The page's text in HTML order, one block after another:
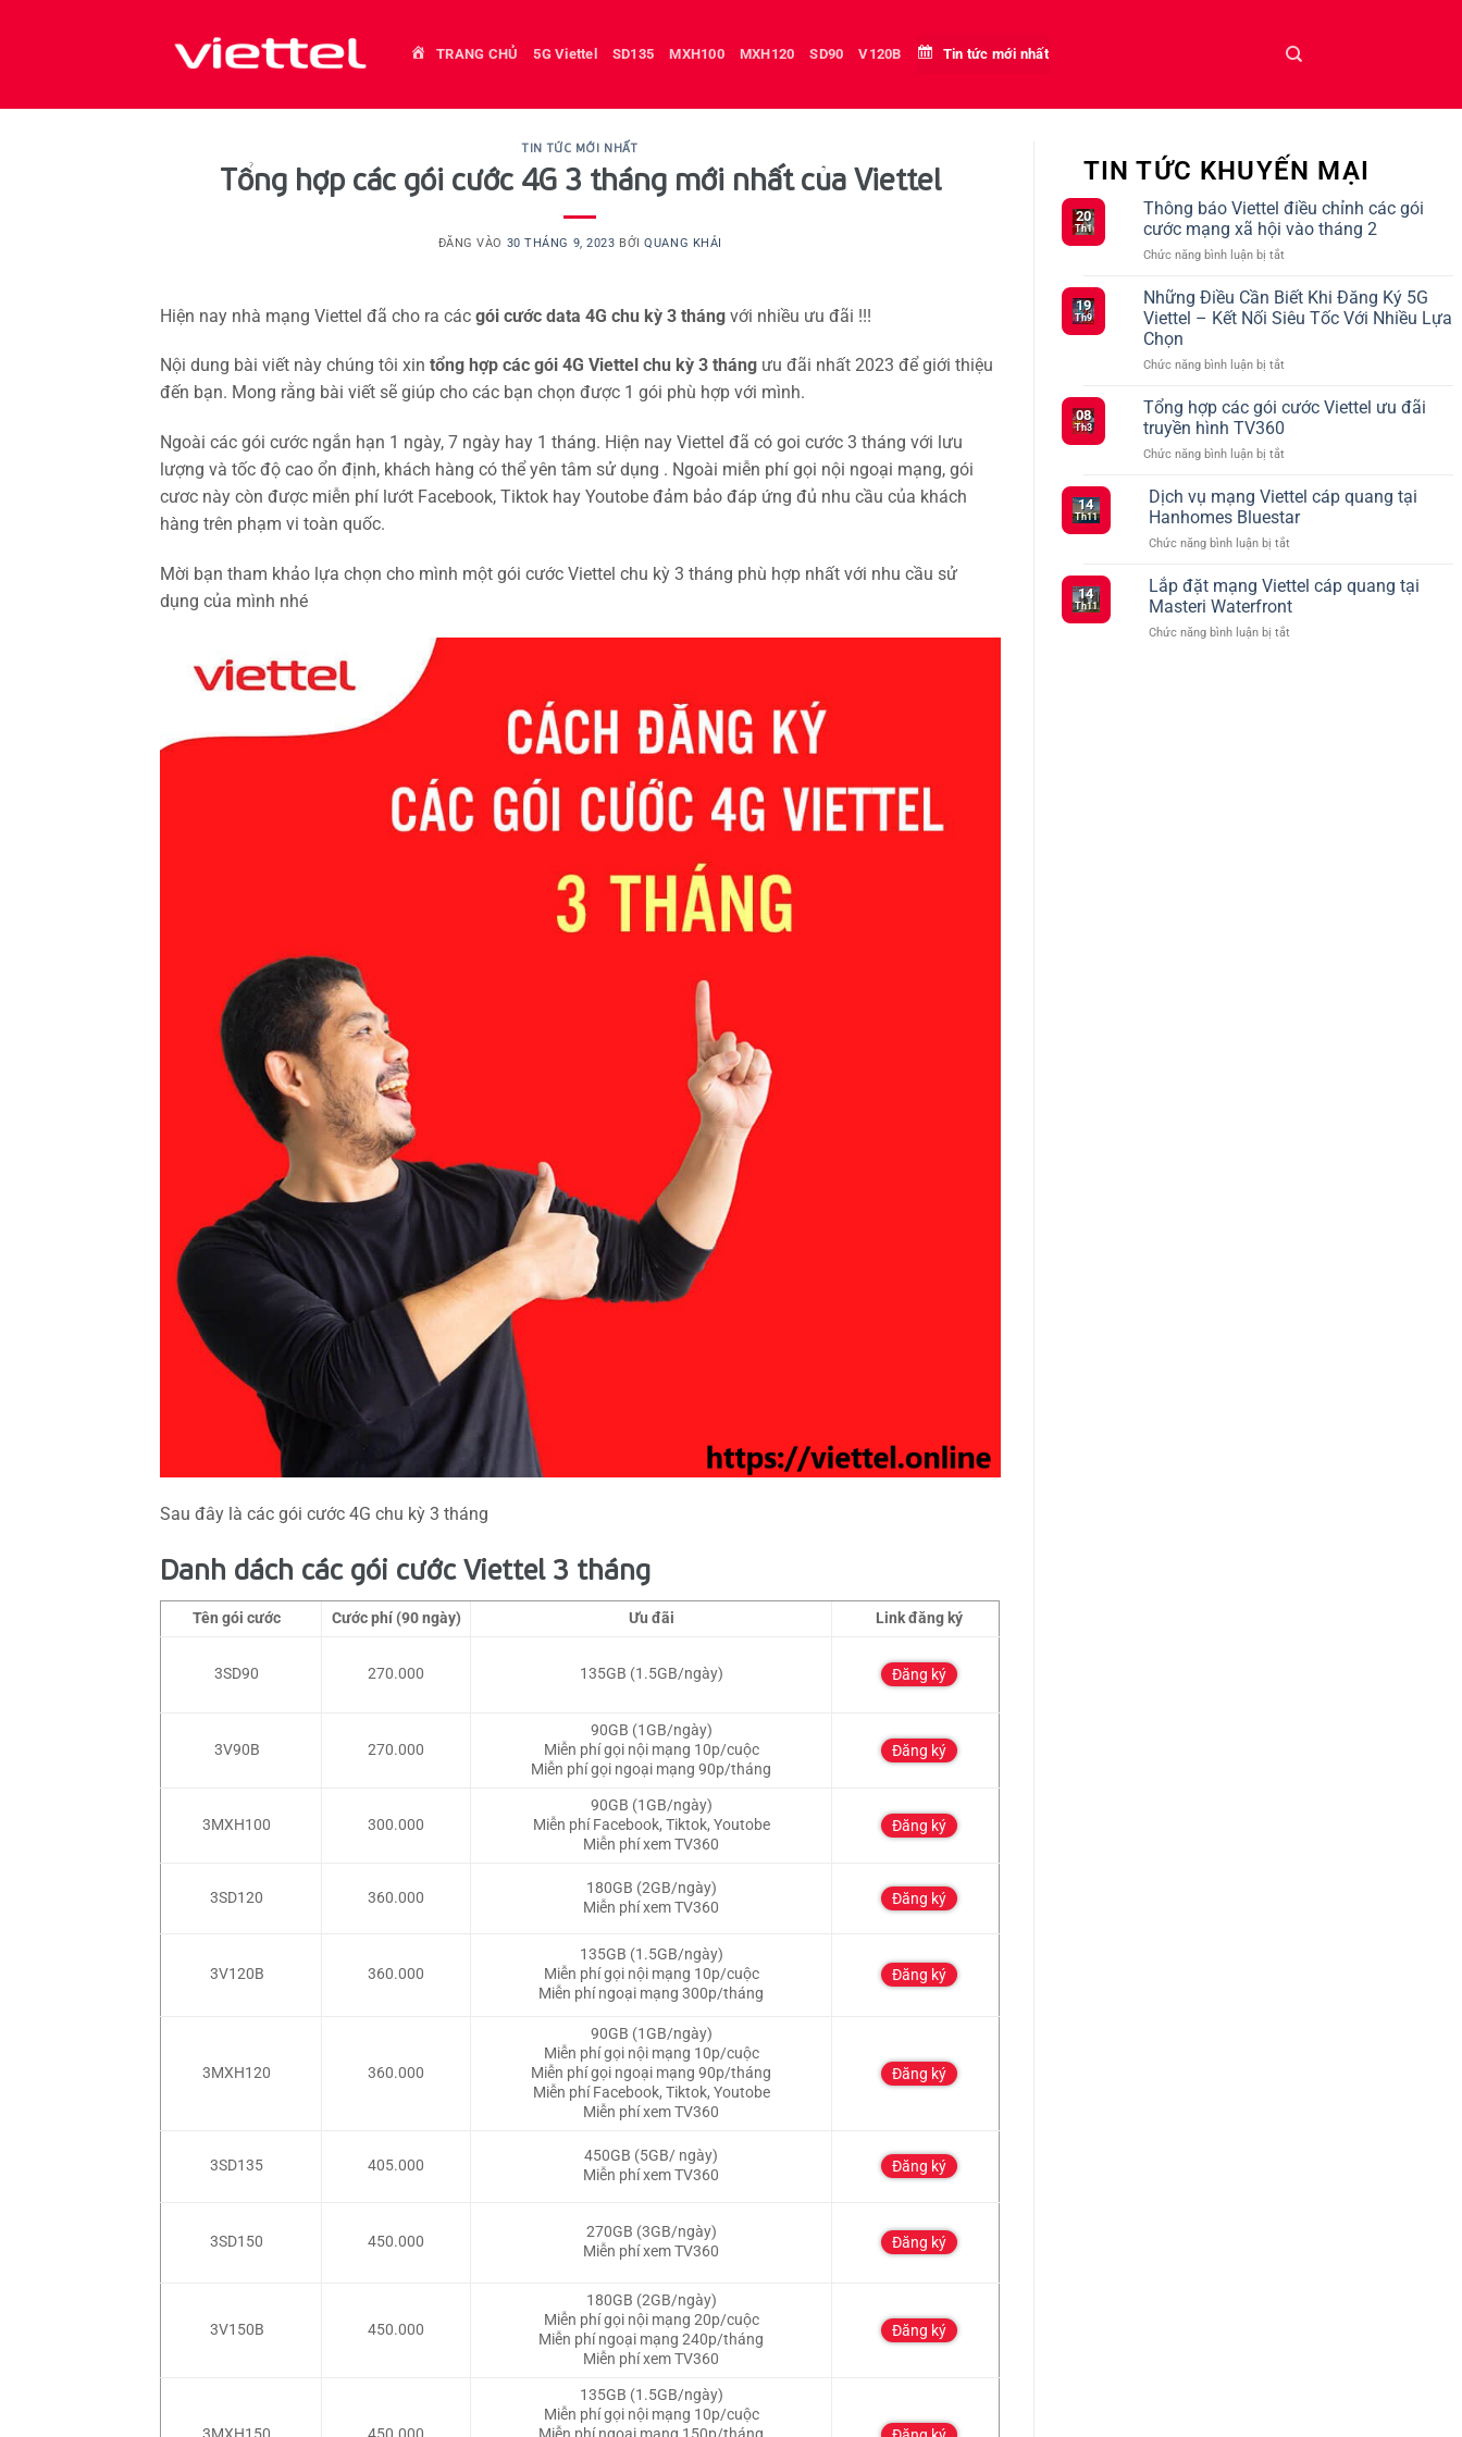
TRANG CHỦ 5G Viettel SD135 MXH100 MXH120 SD90 V120B Tin tức mới nhất
TIN TỨC MỚI NHẤT
Tổng hợp các gói cước 4G 3 tháng mới nhất của Viettel
ĐĂNG VÀO 30 THÁNG 9, 2023 BỞIQUANG KHẢI
Hiện nay nhà mạng Viettel đã cho ra các gói cước data 4G chu kỳ 3 tháng với nhiều ưu đãi !!!
Nội dung bài viết này chúng tôi xin tổng hợp các gói 4G Viettel chu kỳ 3 tháng ưu đãi nhất 2023 để giới thiệu
đến bạn. Mong rằng bài viết sẽ giúp cho các bạn chọn được 1 gói phù hợp với mình.
Ngoài các gói cước ngắn hạn 1 ngày, 7 ngày hay 1 tháng. Hiện nay Viettel đã có goi cước 3 tháng với lưu
lượng và tốc độ cao ổn định, khách hàng có thể yên tâm sử dụng . Ngoài miễn phí gọi nội ngoại mạng, gói
cươc này còn được miễn phí lướt Facebook, Tiktok hay Youtobe đảm bảo đáp ứng đủ nhu cầu của khách
hàng trên phạm vi toàn quốc.
Mời bạn tham khảo lựa chọn cho mình một gói cước Viettel chu kỳ 3 tháng phù hợp nhất với nhu cầu sử
dụng của mình nhé
Sau đây là các gói cước 4G chu kỳ 3 tháng
Danh dách các gói cước Viettel 3 tháng
Tên gói cước Cước phí (90 ngày) Ưu đãi Link đăng ký
3SD90 270.000 135GB (1.5GB/ngày) Đăng ký
3V90B 270.000
90GB (1GB/ngày)
Miễn phí gọi nội mạng 10p/cuộc
Miễn phí gọi ngoại mạng 90p/tháng
Đăng ký
3MXH100 300.000
90GB (1GB/ngày)
Miễn phí Facebook, Tiktok, Youtobe
Miễn phí xem TV360
Đăng ký
3SD120 360.000
180GB (2GB/ngày)
Miễn phí xem TV360
Đăng ký
3V120B 360.000
135GB (1.5GB/ngày)
Miễn phí gọi nội mạng 10p/cuộc
Miễn phí ngoại mạng 300p/tháng
Đăng ký
3MXH120 360.000
90GB (1GB/ngày)
Miễn phí gọi nội mạng 10p/cuộc
Miễn phí gọi ngoại mạng 90p/tháng
Miễn phí Facebook, Tiktok, Youtobe
Miễn phí xem TV360
Đăng ký
3SD135 405.000
450GB (5GB/ ngày)
Miễn phí xem TV360
Đăng ký
3SD150 450.000
270GB (3GB/ngày)
Miễn phí xem TV360
Đăng ký
3V150B 450.000
180GB (2GB/ngày)
Miễn phí gọi nội mạng 20p/cuộc
Miễn phí ngoại mạng 240p/tháng
Miễn phí xem TV360
Đăng ký
135GB (1.5GB/ngày)
Miễn phí gọi nội mạng 10p/cuộc
TIN TỨC KHUYẾN MẠI
20
Th1
Thông báo Viettel điều chỉnh các gói
cước mạng xã hội vào tháng 2
Chức năng bình luận bị tắtở
báo
Viettel
điều
các
cước
mạng
hội
tháng
2
19
Th9
Những Điều Cần Biết Khi Đăng Ký 5G
Viettel – Kết Nối Siêu Tốc Với Nhiều Lựa
Chọn
Chức năng bình luận bị tắtở
Điều
Cần
Biết
Khi
Ký
5G
–
Nối
Siêu
Tốc
Với
08
Th3
Tổng hợp các gói cước Viettel ưu đãi
truyền hình TV360
Chức năng bình luận bị tắtở
hợp
gói
cước
ưu
đãi
hình
14
Th11
Dịch vụ mạng Viettel cáp quang tại
Hanhomes Bluestar
Chức năng bình luận bị tắtở
vụ
mạng
Viettel
cáp
14
Th11
Lắp đặt mạng Viettel cáp quang tại
Masteri Waterfront
Chức năng bình luận bị tắtở